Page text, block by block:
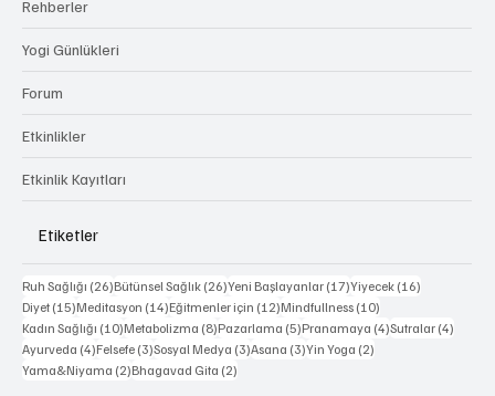
Rehberler
Yogi Günlükleri
Forum
Etkinlikler
Etkinlik Kayıtları
Etiketler
Ruh Sağlığı (26)26 yazı
Bütünsel Sağlık (26)26 yazı
Yeni Başlayanlar (17)17 yazı
Yiyecek (16)
Diyet (15)15 yazı
Meditasyon (14)14 yazı
Eğitmenler için (12)12 yazı
Mindfullness (10)
Kadın Sağlığı (10)10 yazı
Metabolizma (8)8 yazı
Pazarlama (5)5 yazı
Pranamaya (4)4 yazı
Sutralar (4)
Ayurveda (4)4 yazı
Felsefe (3)3 yazı
Sosyal Medya (3)3 yazı
Asana (3)3 yazı
Yin Yoga (2)
Yama&Niyama (2)2 yazı
Bhagavad Gita (2)